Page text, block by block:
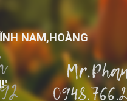
NAM,HOÀNG